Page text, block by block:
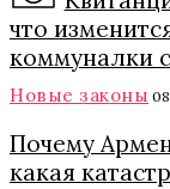
что
коммуналки
Новые законы
Почему
какая